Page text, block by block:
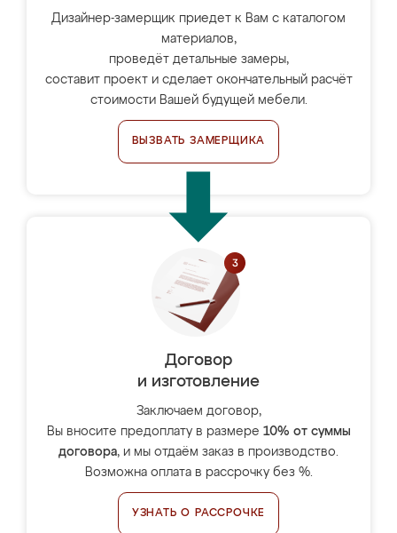
Дизайнер-замерщик приедет к Вам с каталогом
материалов,
проведёт детальные замеры,
составит проект и сделает окончательный расчёт
стоимости Вашей будущей мебели.
ВЫЗВАТЬ ЗАМЕРЩИКА
Договор
и изготовление
Заключаем договор,
Вы вносите предоплату в размере 10% от суммы
договора, и мы отдаём заказ в производство.
Возможна оплата в рассрочку без %.
УЗНАТЬ О РАССРОЧКЕ